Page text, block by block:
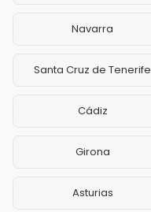
Navarra
Santa Cruz de Tenerife
Cádiz
Girona
Asturias